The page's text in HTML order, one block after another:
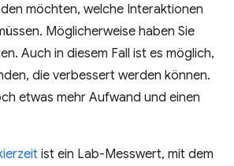
möchten, welche Interaktionen
Möglicherweise haben Sie
Auch in diesem Fall ist es möglich,
die verbessert werden können.
etwas mehr Aufwand und einen
ist ein Lab-Messwert, mit dem